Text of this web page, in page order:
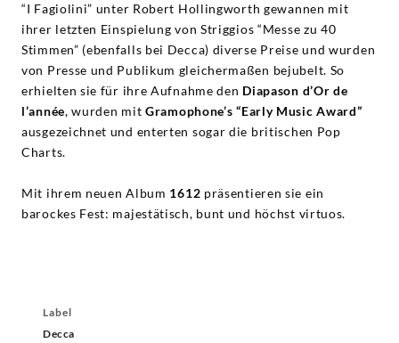
“I Fagiolini” unter Robert Hollingworth gewannen mit
ihrer letzten Einspielung von Striggios “Messe zu 40
Stimmen” (ebenfalls bei Decca) diverse Preise und wurden
von Presse und Publikum gleichermaßen bejubelt. So
erhielten sie für ihre Aufnahme den Diapason d’Or de
l’année, wurden mitGramophone’s “Early Music Award”
ausgezeichnet und enterten sogar die britischen Pop
Charts.
Mit ihrem neuen Album 1612 präsentieren sie ein
barockes Fest: majestätisch, bunt und höchst virtuos.
Label
Decca